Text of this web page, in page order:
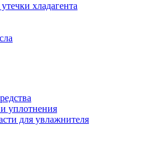
хладагента
уплотнения
для увлажнителя